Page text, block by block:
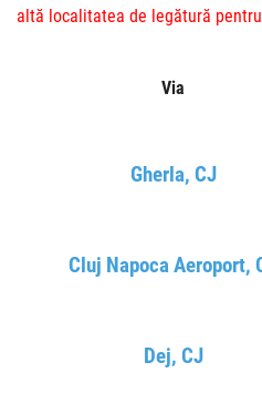
altă localitatea de legătură
Via
Gherla, CJ
Cluj Napoca Aeroport,
Dej, CJ